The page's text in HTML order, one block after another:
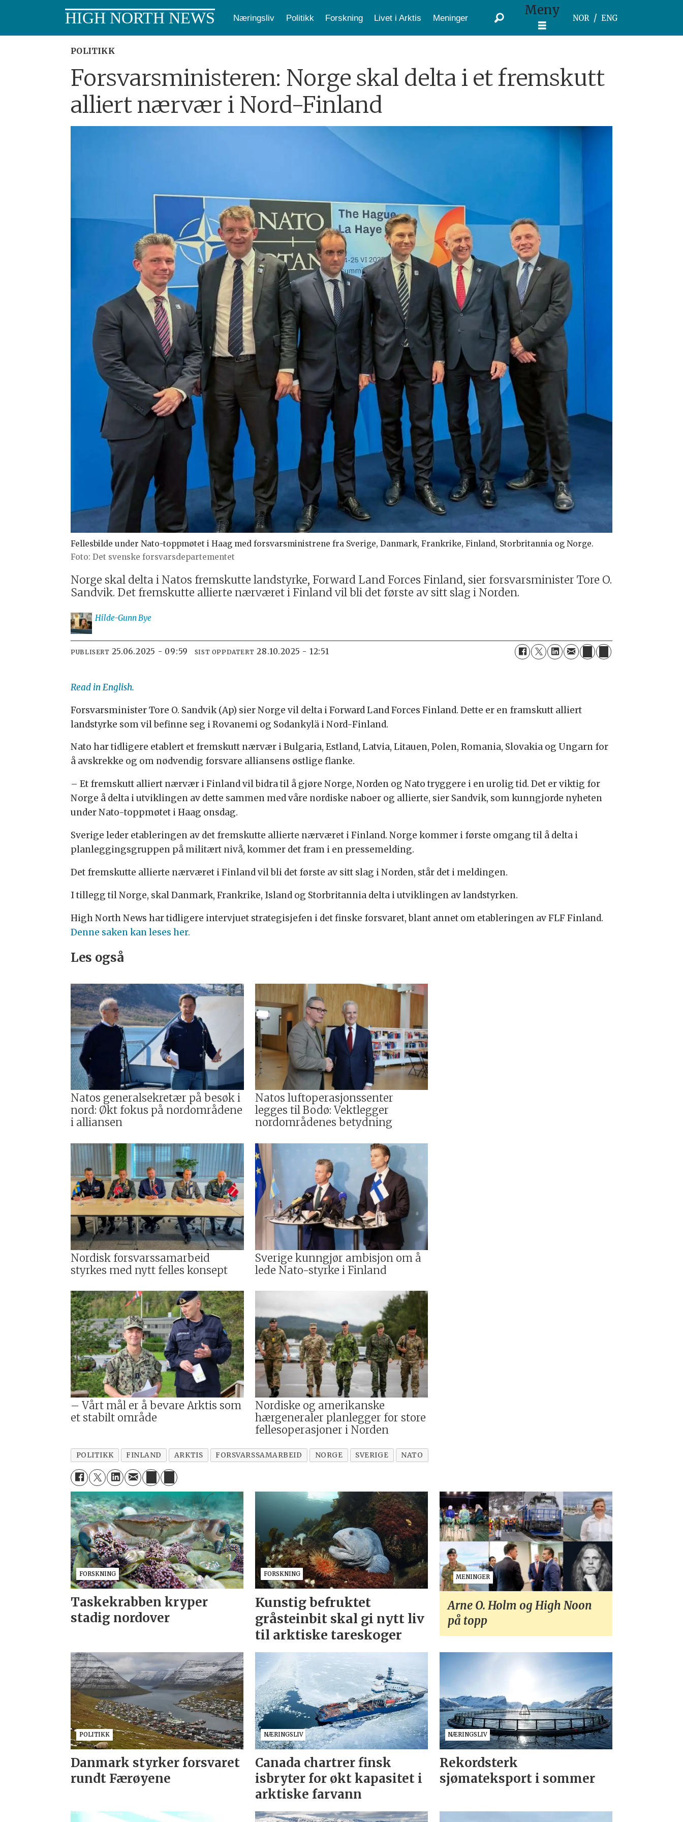
HIGH NORTH NEWS Næringsliv Politikk Forskning Livet i Arktis Meninger Meny
NOR ENG
POLITIKK
Forsvarsministeren: Norge skal delta i et fremskutt
alliert nærvær i Nord-Finland
Fellesbilde under Nato-toppmøtet i Haag med forsvarsministrene fra Sverige, Danmark, Frankrike, Finland, Storbritannia og Norge.
Det svenske forsvarsdepartementet
Norge skal delta i Natos fremskutte landstyrke, Forward Land Forces Finland, sier forsvarsminister Tore O.
Sandvik. Det fremskutte allierte nærværet i Finland vil bli det første av sitt slag i Norden.
Hilde-GunnBye
PUBLISERT 25.06.2025 - 09:59 SIST OPPDATERT 28.10.2025 - 12:51
Read in English.
Forsvarsminister Tore O. Sandvik (Ap) sier Norge vil delta i Forward Land Forces Finland. Dette er en framskutt alliert
landstyrke som vil befinne seg iRovanemi og Sodankylä i Nord-Finland.
Nato har tidligere etablert et fremskutt nærvær i Bulgaria, Estland, Latvia, Litauen, Polen, Romania, Slovakia og Ungarn for
å avskrekke og om nødvendig forsvare alliansens østlige flanke.
– Et fremskutt alliert nærvær i Finland vil bidra til å gjøre Norge, Norden og Nato tryggere i en urolig tid. Det er viktig for
Norge å delta i utviklingen av dette sammen med våre nordiske naboer og allierte, sier Sandvik, somkunngjorde nyheten
under Nato-toppmøtet i Haag onsdag.
Sverige leder etableringen av det fremskutte allierte nærværet i Finland. Norge kommer i første omgang til å delta i
planleggingsgruppen på militært nivå, kommer det fram i en pressemelding.
Det fremskutte allierte nærværet i Finland vil bli det første av sitt slag i Norden, står det i meldingen.
I tillegg til Norge, skal Danmark, Frankrike, Island og Storbritannia delta i utviklingen av landstyrken.
High North News har tidligere intervjuet strategisjefen i det finske forsvaret, blant annet om etableringen av FLF Finland.
Denne saken kan leses her.
Les også
Natos generalsekretær på besøk i
nord: Økt fokus på nordområdene
i alliansen
Natos luftoperasjonssenter
legges til Bodø: Vektlegger
nordområdenes betydning
Nordisk forsvarssamarbeid
styrkes med nytt felles konsept
Sverige kunngjør ambisjon om å
lede Nato-styrke i Finland
– Vårt mål er å bevare Arktis som
et stabilt område
Nordiske og amerikanske
hærgeneraler planlegger for store
fellesoperasjoner i Norden
POLITIKK FINLAND ARKTIS FORSVARSSAMARBEID NORGE SVERIGE NATO
FORSKNING
Taskekrabben kryper
stadig nordover
FORSKNING
Kunstig befruktet
gråsteinbit skal gi nytt liv
til arktiske tareskoger
MENINGER
Arne O. Holm og High Noon
på topp
POLITIKK
Danmark styrker forsvaret
rundt Færøyene
NÆRINGSLIV
Canada chartrer finsk
isbryter for økt kapasitet i
arktiske farvann
NÆRINGSLIV
Rekordsterk
sjømateksport i sommer